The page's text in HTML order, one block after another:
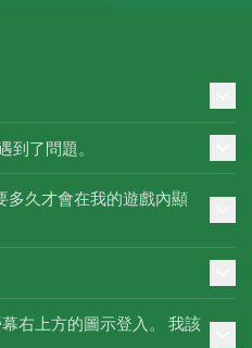
到了問題。
多久才會在我的遊戲內顯
右上方的圖示登入。 我該